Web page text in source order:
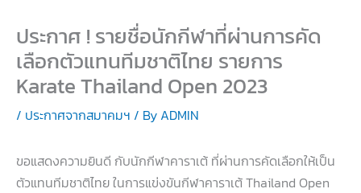
ประกาศ ! รายชื่อนักกีฬาที่ผ่านการคัด
เลือกตัวแทนทีมชาติไทย รายการ
Karate Thailand Open 2023
/ ประกาศจากสมาคมฯ / By ADMIN
ขอแสดงความยินดี กับนักกีฬาคาราเต้ ที่ผ่านการคัดเลือกให้เป็น
ตัวแทนทีมชาติไทย ในการแข่งขันกีฬาคาราเต้ Thailand Open